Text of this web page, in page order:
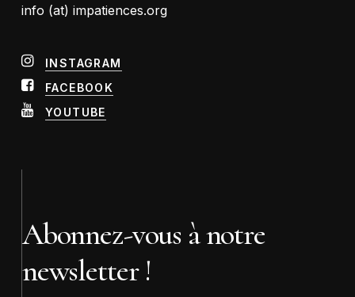
info (at) impatiences.org
INSTAGRAM
FACEBOOK
YOUTUBE
Abonnez-vous à notre
newsletter !